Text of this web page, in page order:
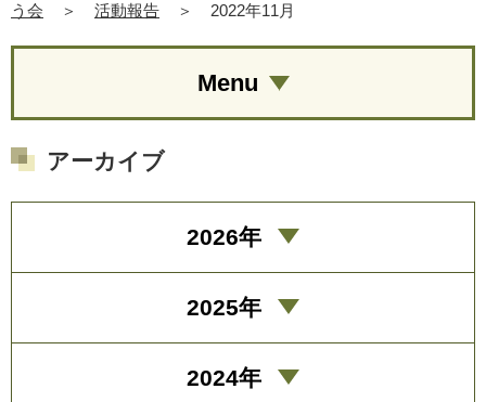
う会
＞ 活動報告 ＞ 2022年11月
Menu
アーカイブ
2026年
2025年
2024年